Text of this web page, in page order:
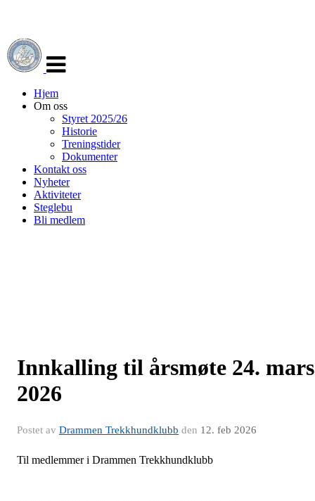
navigasjon
Hjem
Om oss
Styret 2025/26
Historie
Treningstider
Dokumenter
Kontakt oss
Nyheter
Aktiviteter
Steglebu
Bli medlem
Innkalling til årsmøte 24. mars
2026
Postet av Drammen Trekkhundklubb den 12. feb 2026
Til medlemmer i Drammen Trekkhundklubb